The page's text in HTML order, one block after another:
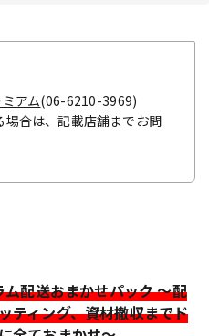
アム(06-6210-3969)
合は、記載店舗までお問
配送おまかせパック ～配
ティング、資材撤収までド